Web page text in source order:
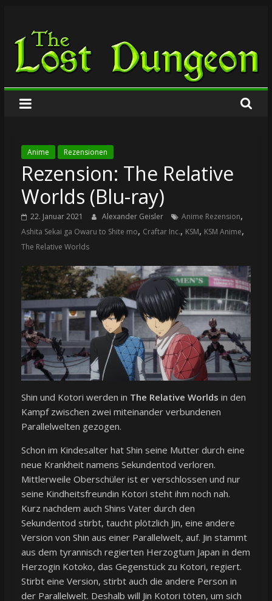
springen
The
Lost
Dungeon
Anime Rezensionen
Rezension: The Relative
Worlds (Blu-ray)
22. Januar 2021 Alexander Geisler Anime Rezension,
Ashita Sekai ga Owaru to Shite mo, Craftar Inc., KSM, KSM Anime,
The Relative Worlds
Shin und Kotori werden in The Relative Worlds in den
Kampf zwischen zwei miteinander verbundenen
Parallelwelten gezogen.
Schon im Kindesalter hat Shin seine Mutter durch eine
neue Krankheit namens Sekundentod verloren.
Mittlerweile Oberschüler ist er verschlossen und nur
seine Kindheitsfreundin Kotori steht ihm noch nah.
Kurz nachdem auch Shins Vater durch den
Sekundentod stirbt, taucht plötzlich Jin, eine andere
Version von Shin aus einer Parallelwelt, auf. Jin stammt
aus dem tyrannisch regierten Herzogtum Japan in dem
Herzogin Kotoko, das Gegenstück zu Kotori, regiert.
Stirbt eine Version, stirbt auch die andere Person in
der Parallelwelt. Deshalb will Jin Kotori töten, um sich